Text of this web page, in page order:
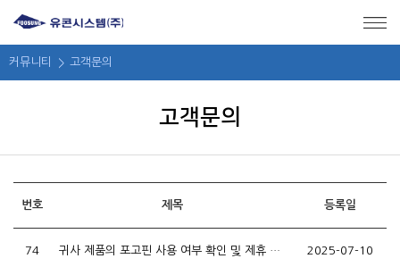
커뮤니티 고객문의
고객문의
번호 제목 등록일
74 귀사 제품의 포고핀 사용 여부 확인 및 제휴 제안 2025-07-10